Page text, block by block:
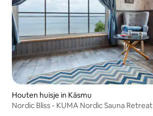
Houten huisje in Käsmu
Nordic Bliss - KUMA Nordic Sauna Retreat